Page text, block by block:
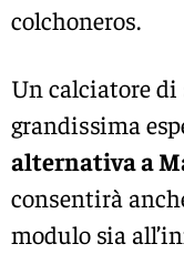
colchoneros.
Un calciatore di
grandissima
alternativa a
consentirà
modulo sia